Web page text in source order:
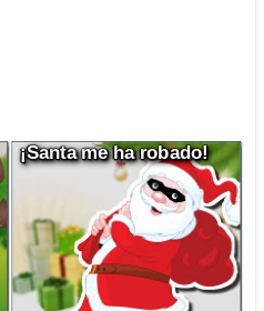
¡Santa me ha robado!